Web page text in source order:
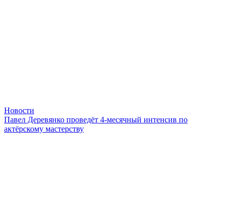
Новости
Павел Деревянко проведёт 4-месячный интенсив по
актёрскому мастерству